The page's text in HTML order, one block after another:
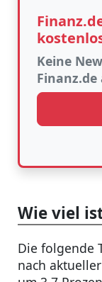
Keine
Wie viel
Die folgende
nach